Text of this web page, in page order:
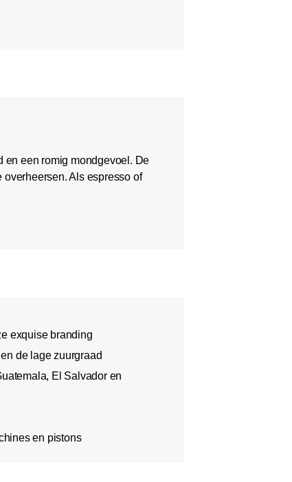
en een romig mondgevoel. De
overheersen. Als espresso of
exquise branding
de lage zuurgraad
El Salvador en
en pistons